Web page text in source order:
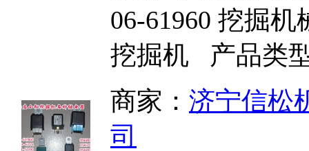
06-61960 挖掘
挖掘机 产品类
商家： 济宁信松
司